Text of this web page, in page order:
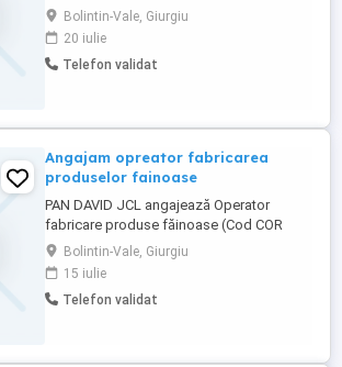
816027) pentru activitate în cadrul unității
de producție. Responsabilități: Operarea
și supravegherea utilajelor din fluxul de
producție; Prepararea și prelucrarea
Bolintin-Vale, Giurgiu
20 iulie
Telefon validat
Angajam opreator fabricarea
produselor fainoase
PAN DAVID JCL angajează Operator
fabricare produse făinoase (Cod COR
816027) pentru activitate în cadrul unității
de producție. Responsabilități: Operarea
și supravegherea utilajelor din fluxul de
producție; Prepararea și prelucrarea
Bolintin-Vale, Giurgiu
15 iulie
Telefon validat